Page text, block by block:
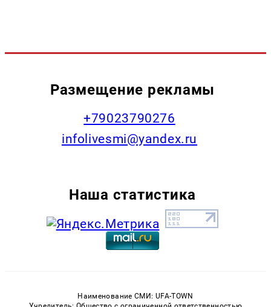
Размещение рекламы
+79023790276
infolivesmi@yandex.ru
Наша статистика
Наименование СМИ: UFA-TOWN